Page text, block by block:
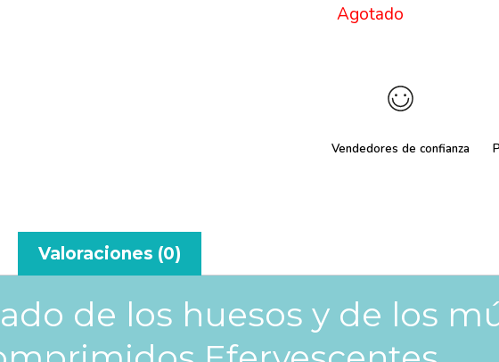
Agotado
Vendedores de confianza
Valoraciones (0)
de los huesos y de los